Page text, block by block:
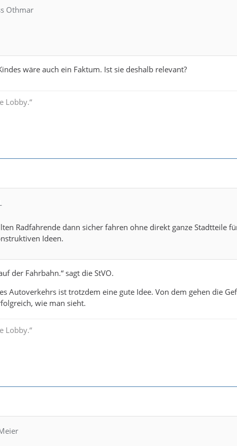
Othmar
wäre auch ein Faktum. Ist sie deshalb relevant?
Lobby.“
Radfahrende dann sicher fahren ohne direkt ganze Stadtteile
Ideen.
der Fahrbahn.“ sagt die StVO.
Autoverkehrs ist trotzdem eine gute Idee. Von dem gehen die
wie man sieht.
Lobby.“